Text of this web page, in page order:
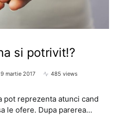
si potrivit!?
9 martie 2017
485 views
pot reprezenta atunci cand
le ofere. Dupa parerea…